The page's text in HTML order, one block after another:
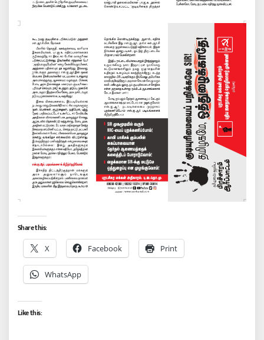
Share this:
X Facebook Print
WhatsApp
Like this: